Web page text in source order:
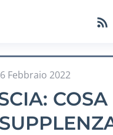
Febbraio 2022